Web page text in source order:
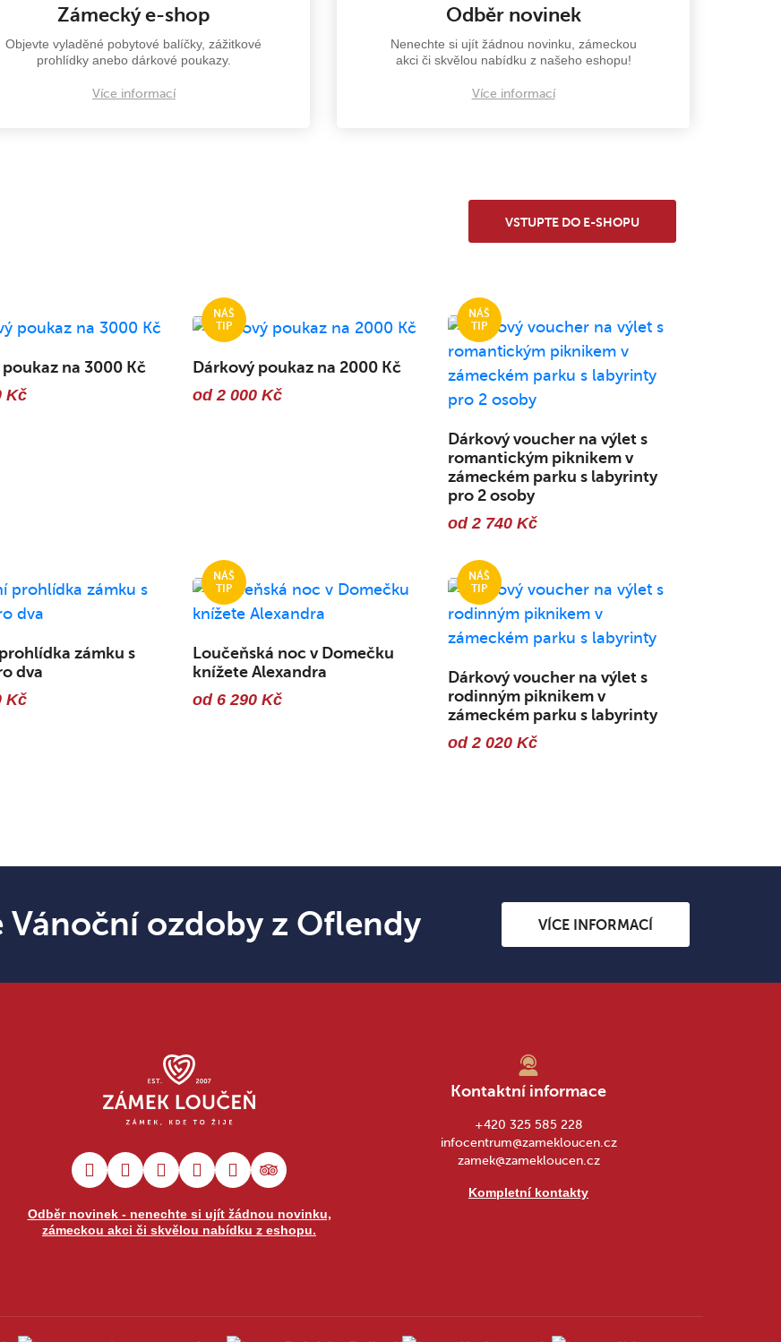
Zámecký e-shop
Objevte vyladěné pobytové balíčky, zážitkové
prohlídky anebo dárkové poukazy.
Více informací
Odběr novinek
Nenechte si ujít žádnou novinku, zámeckou
akci či skvělou nabídku z našeho eshopu!
Více informací
na 3000 Kč
Kč
Dárkový poukaz na 2000 Kč
od 2 000 Kč
Dárkový voucher na výlet s
romantickým piknikem v
zámeckém parku s labyrinty
pro 2 osoby
od 2 740 Kč
zámku s
dva
Kč
Loučeňská noc v Domečku
knížete Alexandra
od 6 290 Kč
Dárkový voucher na výlet s
rodinným piknikem v
zámeckém parku s labyrinty
od 2 020 Kč
VSTUPTE DO E-SHOPU
Vánoční ozdoby z Oflendy VÍCE INFORMACÍ
Odběr novinek - nenechte si ujít žádnou novinku,
zámeckou akci či skvělou nabídku z eshopu.
Kontaktní informace
+420 325 585 228
infocentrum@zamekloucen.cz
zamek@zamekloucen.cz
Kompletní kontakty